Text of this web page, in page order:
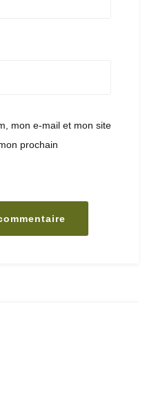
mon e-mail et mon site
prochain